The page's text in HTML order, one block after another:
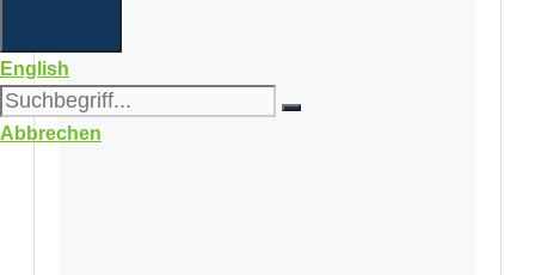
English
Abbrechen